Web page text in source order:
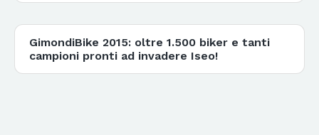
GimondiBike 2015: oltre 1.500 biker e tanti
campioni pronti ad invadere Iseo!